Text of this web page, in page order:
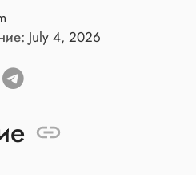
July 4, 2026